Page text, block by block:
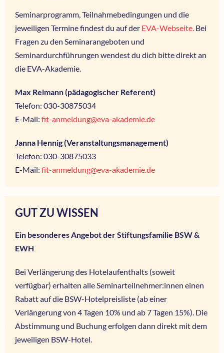
Seminarprogramm, Teilnahmebedingungen und die
jeweiligen Termine findest du auf der EVA-Webseite. Bei
Fragen zu den Seminarangeboten und
Seminardurchführungen wendest du dich bitte direkt an
die EVA-Akademie.
Max Reimann (pädagogischer Referent)
Telefon: 030-30875034
E-Mail: fit-anmeldung@eva-akademie.de
Janna Hennig (Veranstaltungsmanagement)
Telefon: 030-30875033
E-Mail: fit-anmeldung@eva-akademie.de
GUT ZU WISSEN
Ein besonderes Angebot der Stiftungsfamilie BSW &
EWH
Bei Verlängerung des Hotelaufenthalts (soweit
verfügbar) erhalten alle Seminarteilnehmer:innen einen
Rabatt auf die BSW-Hotelpreisliste (ab einer
Verlängerung von 4 Tagen 10% und ab 7 Tagen 15%). Die
Abstimmung und Buchung erfolgen dann direkt mit dem
jeweiligen BSW-Hotel.